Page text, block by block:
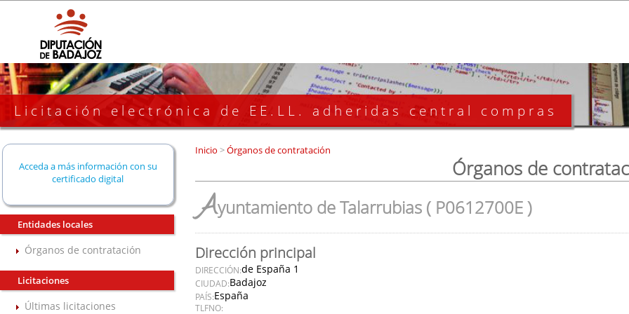
Licitación electrónica de EE.LL. adheridas central compras
Acceda a más información con su
certificado digital
Entidades locales
Órganos de contratación
Licitaciones
Últimas licitaciones
Inicio >Órganos de contratación
Órganos de
Ayuntamiento de Talarrubias ( P0612700E )
Dirección principal
DIRECCIÓN:de España 1
CIUDAD:Badajoz
PAÍS:España
TLFNO: